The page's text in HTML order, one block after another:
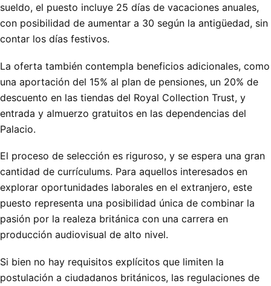
sueldo, el puesto incluye 25 días de vacaciones anuales,
con posibilidad de aumentar a 30 según la antigüedad, sin
contar los días festivos.
La oferta también contempla beneficios adicionales, como
una aportación del 15% al plan de pensiones, un 20% de
descuento en las tiendas del Royal Collection Trust, y
entrada y almuerzo gratuitos en las dependencias del
Palacio.
El proceso de selección es riguroso, y se espera una gran
cantidad de currículums. Para aquellos interesados en
explorar oportunidades laborales en el extranjero, este
puesto representa una posibilidad única de combinar la
pasión por la realeza británica con una carrera en
producción audiovisual de alto nivel.
Si bien no hay requisitos explícitos que limiten la
postulación a ciudadanos británicos, las regulaciones de